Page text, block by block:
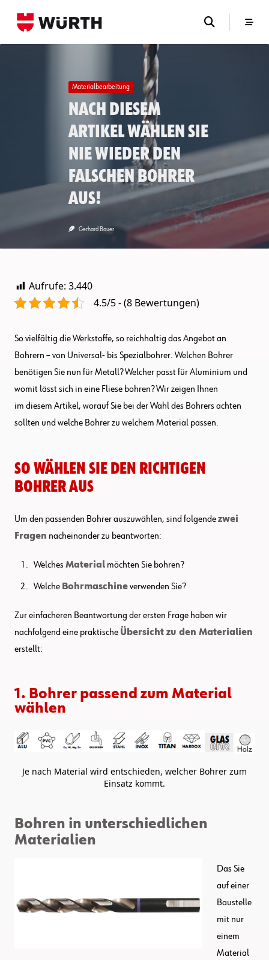
Materialbearbeitung
Nach diesem
Artikel wählen Sie
nie wieder den
falschen Bohrer
aus!
Gerhard Bauer
Aufrufe: 3.440
4.5/5 - (8 Bewertungen)
So vielfältig die Werkstoffe, so reichhaltig das Angebot an
Bohrern – von Universal- bis Spezialbohrer. Welchen Bohrer
benötigen Sie nun für Metall? Welcher passt für Aluminium und
womit lässt sich in eine Fliese bohren? Wir zeigen Ihnen
im diesem Artikel, worauf Sie bei der Wahl des Bohrers achten
sollten und welche Bohrer zu welchem Material passen.
So wählen Sie den richtigen
Bohrer aus
Um den passenden Bohrer auszuwählen, sind folgendezwei
Fragen nacheinander zu beantworten:
WelchesMaterial möchten Sie bohren?
Welche Bohrmaschineverwenden Sie?
Zur einfacheren Beantwortung der ersten Frage haben wir
nachfolgend eine praktische Übersicht zu den Materialien
erstellt:
1. Bohrer passend zum Material
wählen
Je nach Material wird entschieden, welcher Bohrer zum
Einsatz kommt.
Bohren in unterschiedlichen
Materialien
Das Sie
auf einer
Baustelle
mit nur
einem
Material